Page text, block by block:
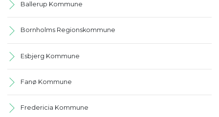
Ballerup Kommune
Bornholms Regionskommune
Esbjerg Kommune
Fanø Kommune
Fredericia Kommune